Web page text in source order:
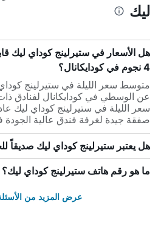
ليك
هل الأسعار في ستيرلينج كوداي ليك
4 نجوم في كودايكانال؟
صفقة جيدة لغرفة فندق عالية الجودة
هل يعتبر ستيرلينج كوداي ليك صديقاً
ما هو رقم هاتف ستيرلينج كوداي ليك؟
عرض المزيد من